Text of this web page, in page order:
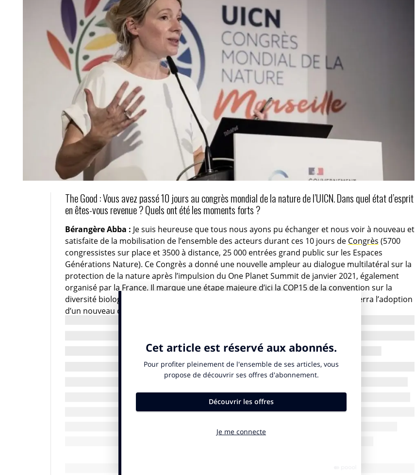
The Good : Vous avez passé 10 jours au congrès mondial de la nature de l’UICN. Dans quel état d’esprit
en êtes-vous revenue ? Quels ont été les moments forts ?
Bérangère Abba : Je suis heureuse que tous nous ayons pu échanger et nous voir à nouveau et
satisfaite de la mobilisation de l’ensemble des acteurs durant ces 10 jours de Congrès (5700
congressistes sur place et 3500 à distance, 25 000 entrées grand public sur les Espaces
Générations Nature). Ce Congrès a donné une nouvelle ampleur au dialogue multilatéral sur la
protection de la nature après l’impulsion du One Planet Summit de janvier 2021, également
organisé par la France. Il marque une étape majeure d’ici la COP15 de la convention sur la
diversité biologique qui se tiendra en Chine en octobre 2021 et mai 2022 et qui verra l’adoption
d’un nouveau cadre stratégique mondial pour la biodiversité.
de montrer une fois de plus à quel point la France est investie sur la protection de la nature au
niveau national et à l’international. Le Congrès a été une suite de moments très intenses, en
petit comité ou au sein de grandes assemblées. Il faut en retenir un foisonnement d’échanges,
Les thématiques abordées ont été nombreuses, avec le souci d’avancer. On pourra citer la
question des océans, le besoin de travailler à la restauration des écosystèmes dégradés, la
d’acteurs, du citoyen jusqu’à la sphère économique.